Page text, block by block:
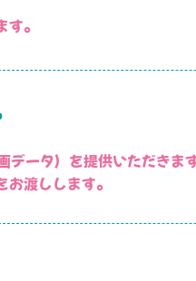
。
ータ）を提供いただきます
渡しします。